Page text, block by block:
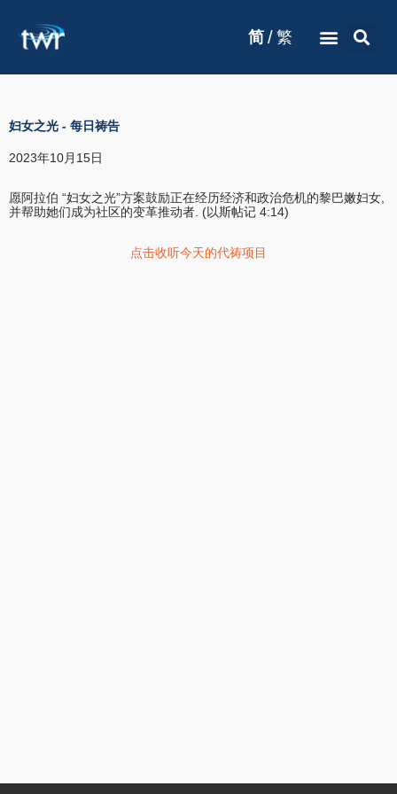
简 / 繁
妇女之光 - 每日祷告
2023年10月15日
愿阿拉伯 “妇女之光”方案鼓励正在经历经济和政治危机的黎巴嫩妇女,
并帮助她们成为社区的变革推动者. (以斯帖记 4:14)
点击收听今天的代祷项目